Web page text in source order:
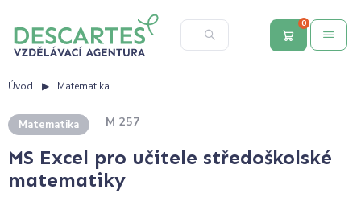
0
Úvod Matematika
Matematika M 257
MS Excel pro učitele středoškolské
matematiky